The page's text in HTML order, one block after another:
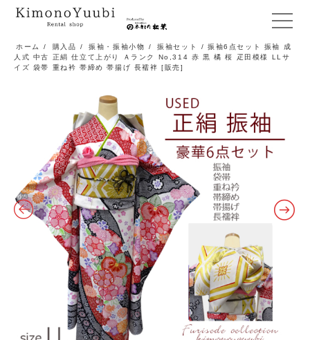
メ
ニ
ュ
ホーム / 購入品 / 振袖・振袖小物 / 振袖セット
/ 振袖6点セット 振袖 成
人式 中古 正絹 仕立て上がり Ａランク No,314 赤 黒 橘 桜 疋田模様 LLサ
イズ 袋帯 重ね衿 帯締め 帯揚げ 長襦袢 [販売]